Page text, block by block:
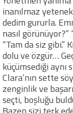
inanılmaz
dedim gururla.
nasıl
“Tam da siz gibi.”
dolu ve özgür…
küçümsediği aynı
Clara’nın sette
zenginlik ve
seçti, boşluğu